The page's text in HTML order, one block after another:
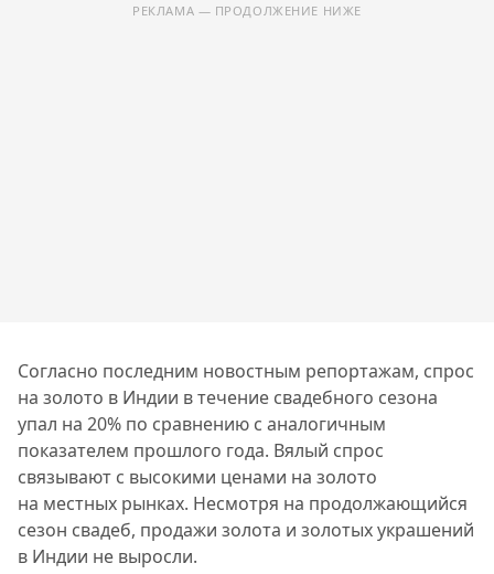
РЕКЛАМА — ПРОДОЛЖЕНИЕ НИЖЕ
Согласно последним новостным репортажам, спрос
на золото в Индии в течение свадебного сезона
упал на 20% по сравнению с аналогичным
показателем прошлого года. Вялый спрос
связывают с высокими ценами на золото
на местных рынках. Несмотря на продолжающийся
сезон свадеб, продажи золота и золотых украшений
в Индии не выросли.